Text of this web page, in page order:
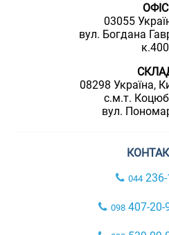
ОФІС
03055
вул. Богдана
к.400
08298 Україна,
с.м.т.
вул.
044
098407-20-